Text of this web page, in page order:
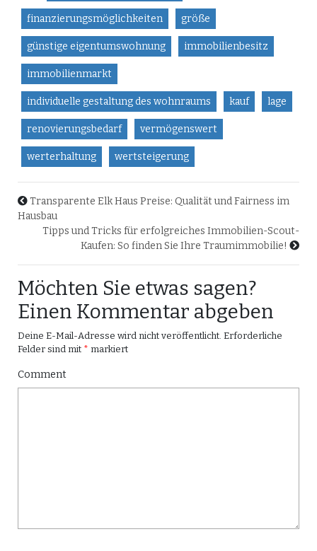
finanzierungsmöglichkeiten größe
günstige eigentumswohnung immobilienbesitz
immobilienmarkt
individuelle gestaltung des wohnraums kauf lage
renovierungsbedarf vermögenswert
werterhaltung wertsteigerung
Transparente Elk Haus Preise: Qualität und Fairness im
Hausbau
Tipps und Tricks für erfolgreiches Immobilien-Scout-
Kaufen: So finden Sie Ihre Traumimmobilie!
Möchten Sie etwas sagen?
Einen Kommentar abgeben
Deine E-Mail-Adresse wird nicht veröffentlicht. Erforderliche
Felder sind mit * markiert
Comment